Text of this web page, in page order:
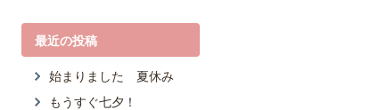
最近の投稿
始まりました 夏休み
もうすぐ七夕！